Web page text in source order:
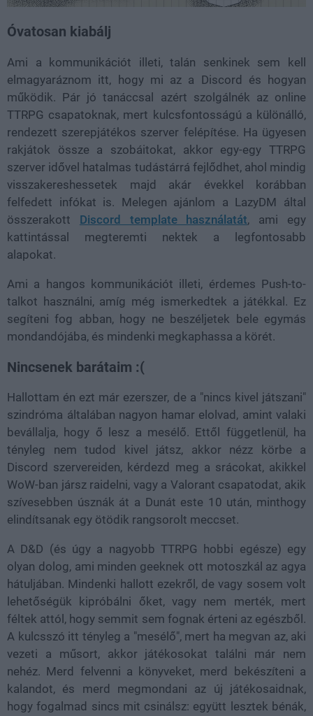
Óvatosan kiabálj
Ami a kommunikációt illeti, talán senkinek sem kell
elmagyaráznom itt, hogy mi az a Discord és hogyan
működik. Pár jó tanáccsal azért szolgálnék az online
TTRPG csapatoknak, mert kulcsfontosságú a különálló,
rendezett szerepjátékos szerver felépítése. Ha ügyesen
rakjátok össze a szobáitokat, akkor egy-egy TTRPG
szerver idővel hatalmas tudástárrá fejlődhet, ahol mindig
visszakereshessetek majd akár évekkel korábban
felfedett infókat is. Melegen ajánlom a LazyDM által
összerakott Discord template használatát, ami egy
kattintással megteremti nektek a legfontosabb
alapokat.
Ami a hangos kommunikációt illeti, érdemes Push-to-
talkot használni, amíg még ismerkedtek a játékkal. Ez
segíteni fog abban, hogy ne beszéljetek bele egymás
mondandójába, és mindenki megkaphassa a körét.
Nincsenek barátaim :(
Hallottam én ezt már ezerszer, de a "nincs kivel játszani"
szindróma általában nagyon hamar elolvad, amint valaki
bevállalja, hogy ő lesz a mesélő. Ettől függetlenül, ha
tényleg nem tudod kivel játsz, akkor nézz körbe a
Discord szervereiden, kérdezd meg a srácokat, akikkel
WoW-ban jársz raidelni, vagy a Valorant csapatodat, akik
szívesebben úsznák át a Dunát este 10 után, minthogy
elindítsanak egy ötödik rangsorolt meccset.
A D&D (és úgy a nagyobb TTRPG hobbi egésze) egy
olyan dolog, ami minden geeknek ott motoszkál az agya
hátuljában. Mindenki hallott ezekről, de vagy sosem volt
lehetőségük kipróbálni őket, vagy nem merték, mert
féltek attól, hogy semmit sem fognak érteni az egészből.
A kulcsszó itt tényleg a "mesélő", mert ha megvan az, aki
vezeti a műsort, akkor játékosokat találni már nem
nehéz. Merd felvenni a könyveket, merd bekészíteni a
kalandot, és merd megmondani az új játékosaidnak,
hogy fogalmad sincs mit csinálsz: együtt lesztek bénák,